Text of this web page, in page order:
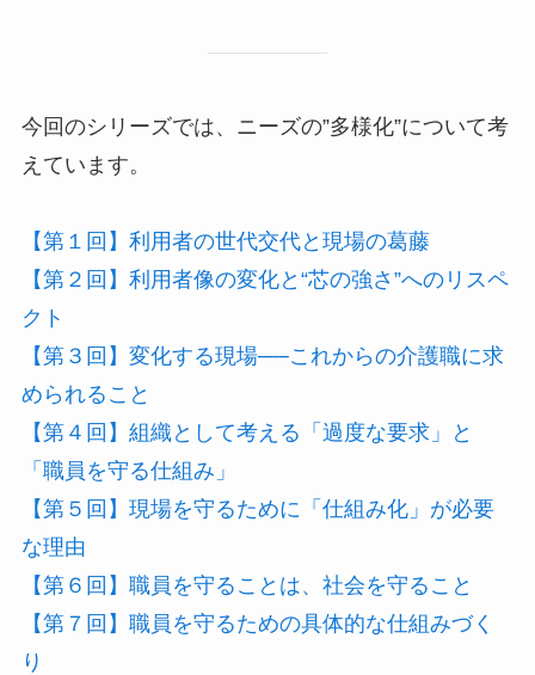
今回のシリーズでは、ニーズの”多様化”について考
えています。
【第１回】利用者の世代交代と現場の葛藤
【第２回】利用者像の変化と“芯の強さ”へのリスペ
クト
【第３回】変化する現場──これからの介護職に求
められること
【第４回】組織として考える「過度な要求」と
「職員を守る仕組み」
【第５回】現場を守るために「仕組み化」が必要
な理由
【第６回】職員を守ることは、社会を守ること
【第７回】職員を守るための具体的な仕組みづく
り